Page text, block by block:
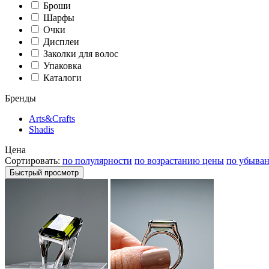
Броши
Шарфы
Очки
Дисплеи
Заколки для волос
Упаковка
Каталоги
Бренды
Arts&Crafts
Shadis
Цена
Сортировать: по полулярности по возрастанию цены по
Быстрый просмотр